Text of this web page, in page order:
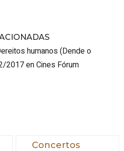
humanos (Dende o
2017en Cines Fórum
Concertos